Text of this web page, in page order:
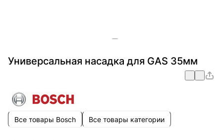
Универсальная насадка для GAS 35мм
Все товары Bosch Все товары категории